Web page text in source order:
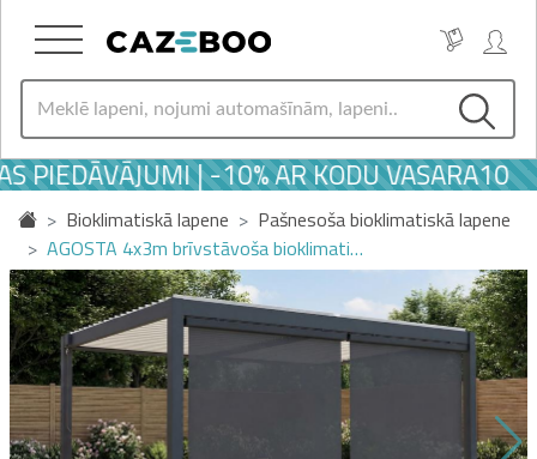
PIEDĀVĀJUMI | -10% AR KODU VASARA10
Bioklimatiskā lapene
Pašnesoša bioklimatiskā lapene
AGOSTA 4x3m brīvstāvoša bioklimati…